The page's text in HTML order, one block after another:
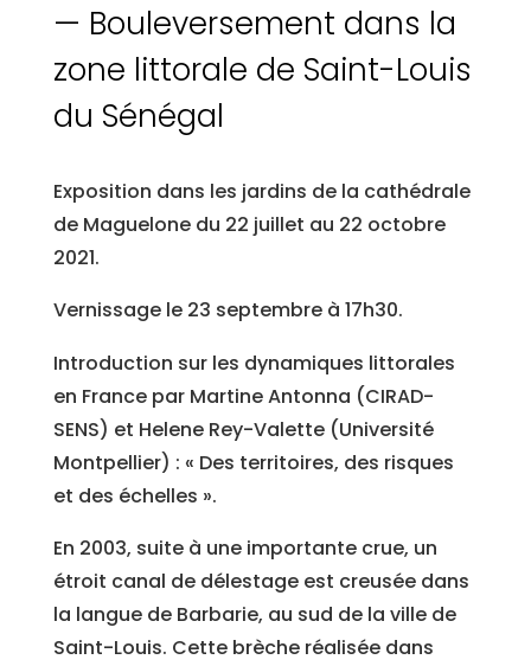
— Bouleversement dans la
zone littorale de Saint-Louis
du Sénégal
Exposition dans les jardins de la cathédrale
de Maguelone du 22 juillet au 22 octobre
2021.
Vernissage le 23 septembre à 17h30.
Introduction sur les dynamiques littorales
en France par Martine Antonna (CIRAD-
SENS) et Helene Rey-Valette (Université
Montpellier) : « Des territoires, des risques
et des échelles ».
En 2003, suite à une importante crue, un
étroit canal de délestage est creusée dans
la langue de Barbarie, au sud de la ville de
Saint-Louis. Cette brèche réalisée dans